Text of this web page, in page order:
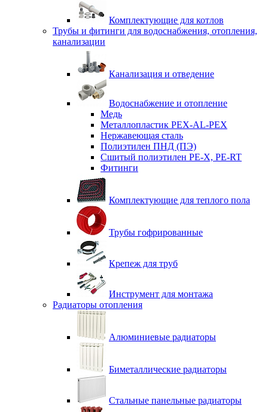
Комплектующие для котлов
Трубы и фитинги для водоснабжения, отопления,
канализации
Канализация и отведение
Водоснабжение и отопление
Медь
Металлопластик PEX-AL-PEX
Нержавеющая сталь
Полиэтилен ПНД (ПЭ)
Сшитый полиэтилен PE-X, PE-RT
Фитинги
Комплектующие для теплого пола
Трубы гофрированные
Крепеж для труб
Инструмент для монтажа
Радиаторы отопления
Алюминиевые радиаторы
Биметаллические радиаторы
Стальные панельные радиаторы